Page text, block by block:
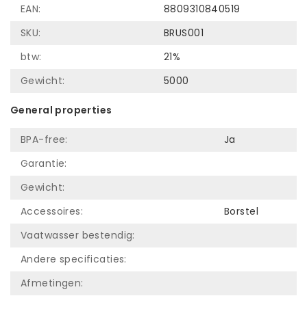
EAN:
8809310840519
SKU:
BRUS001
btw:
21%
Gewicht:
5000
General properties
BPA-free:
Ja
Garantie:
Gewicht:
Accessoires:
Borstel
Vaatwasser bestendig:
Andere specificaties:
Afmetingen: